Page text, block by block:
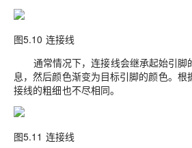
图5.10 连接线
通常情况下，连接线会继承起始引脚
息，然后颜色渐变为目标引脚的颜色。根
接线的粗细也不尽相同。
图5.11 连接线